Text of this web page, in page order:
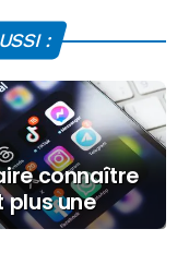
:
connaître
plus une
: pourquoi